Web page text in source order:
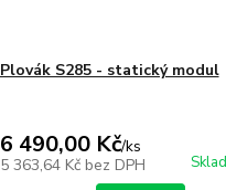
Plovák S285 - statický modul
6 490,00 Kč/ks
5 363,64 Kč bez DPH